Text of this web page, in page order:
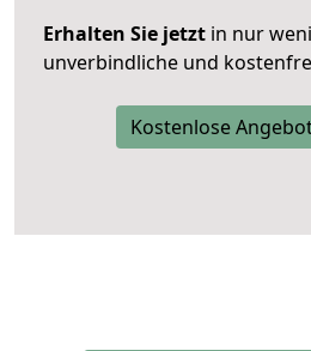
Erhalten Sie jetzt in nur
unverbindliche und
Kostenlose